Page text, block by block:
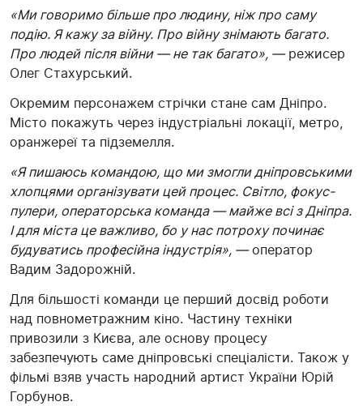
«Ми говоримо більше про людину, ніж про саму
подію. Я кажу за війну. Про війну знімають багато.
Про людей після війни — не так багато», —режисер
Олег Стахурський.
Окремим персонажем стрічки стане сам Дніпро.
Місто покажуть через індустріальні локації, метро,
оранжереї та підземелля.
«Я пишаюсь командою, що ми змогли дніпровськими
хлопцями організувати цей процес. Світло, фокус-
пулери, операторська команда — майже всі з Дніпра.
І для міста це важливо, бо у нас потроху починає
будуватись професійна індустрія», —оператор
Вадим Задорожній.
Для більшості команди це перший досвід роботи
над повнометражним кіно. Частину техніки
привозили з Києва, але основу процесу
забезпечують саме дніпровські спеціалісти. Також у
фільмі взяв участь народний артист України Юрій
Горбунов.